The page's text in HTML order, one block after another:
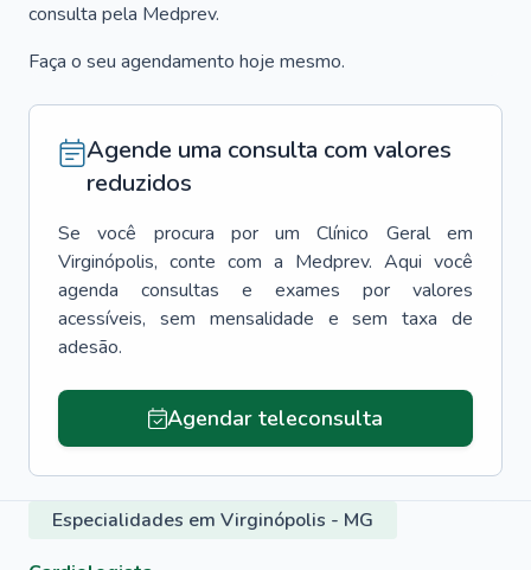
consulta pela Medprev.
Faça o seu agendamento hoje mesmo.
Agende uma consulta com valores
reduzidos
Se você procura por um Clínico Geral
em
Virginópolis, conte com a Medprev. Aqui você
agenda consultas e exames por valores
acessíveis, sem mensalidade e sem taxa de
adesão.
Agendar teleconsulta
Especialidades em Virginópolis - MG